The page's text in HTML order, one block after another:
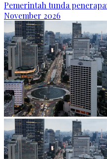
Pemerintah tunda
November 2026